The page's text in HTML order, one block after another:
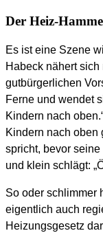
Der Heiz-
Es ist eine Szene
Habeck nähert
gutbürgerlichen
Ferne und wendet
Kindern nach
Kindern nach oben
spricht, bevor
und klein schlägt:
So oder schlimmer
eigentlich auch
Heizungsgesetz